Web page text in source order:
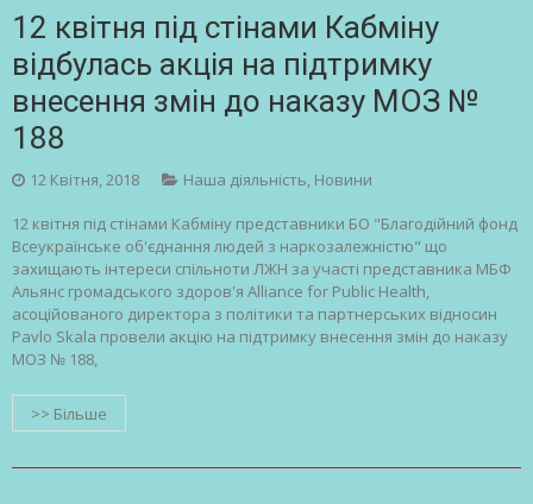
12 квітня під стінами Кабміну
відбулась акція на підтримку
внесення змін до наказу МОЗ №
188
12 Квітня, 2018 Наша діяльність, Новини
12 квітня під стінами Кабміну представники БО "Благодійний фонд
Всеукраїнське об'єднання людей з наркозалежністю" що
захищають інтереси спільноти ЛЖН за участі представника МБФ
Альянс громадського здоров'я Alliance for Public Health,
асоційованого директора з політики та партнерських відносин
Pavlo Skala провели акцію на підтримку внесення змін до наказу
МОЗ № 188,
>> Більше